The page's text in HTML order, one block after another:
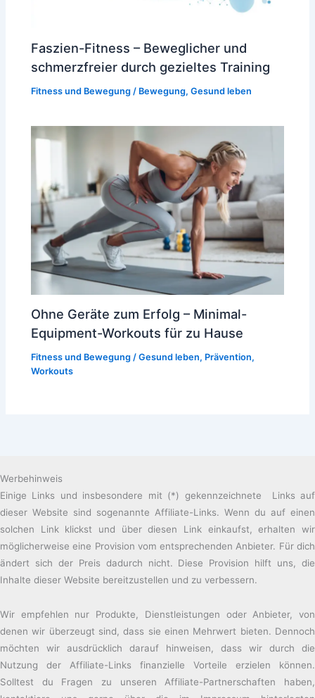
Faszien-Fitness – Beweglicher und
schmerzfreier durch gezieltes Training
Fitness und Bewegung / Bewegung,Gesund leben
Ohne Geräte zum Erfolg – Minimal-
Equipment-Workouts für zu Hause
Fitness und Bewegung /Gesund leben, Prävention,
Workouts
Werbehinweis
Einige Links und insbesondere mit (*) gekennzeichnete Links auf
dieser Website sind sogenannte Affiliate-Links. Wenn du auf einen
solchen Link klickst und über diesen Link einkaufst, erhalten wir
möglicherweise eine Provision vom entsprechenden Anbieter. Für dich
ändert sich der Preis dadurch nicht. Diese Provision hilft uns, die
Inhalte dieser Website bereitzustellen und zu verbessern.
Wir empfehlen nur Produkte, Dienstleistungen oder Anbieter, von
denen wir überzeugt sind, dass sie einen Mehrwert bieten. Dennoch
möchten wir ausdrücklich darauf hinweisen, dass wir durch die
Nutzung der Affiliate-Links finanzielle Vorteile erzielen können.
Solltest du Fragen zu unseren Affiliate-Partnerschaften haben,